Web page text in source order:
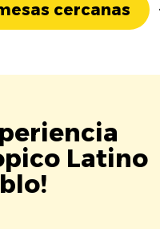
cercanas
Latino